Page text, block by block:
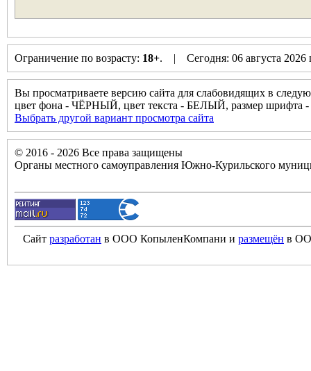
Ограничение по возрасту: 18+. | Сегодня: 06 августа
Вы просматриваете версию сайта для слабовидящих в
цвет фона - ЧЁРНЫЙ, цвет текста - БЕЛЫЙ, размер
Выбрать другой вариант просмотра сайта
© 2016 - 2026 Все права защищены
Органы местного самоуправления Южно-Курильского
Сайт разработан в ООО КопыленКомпани и размещён в